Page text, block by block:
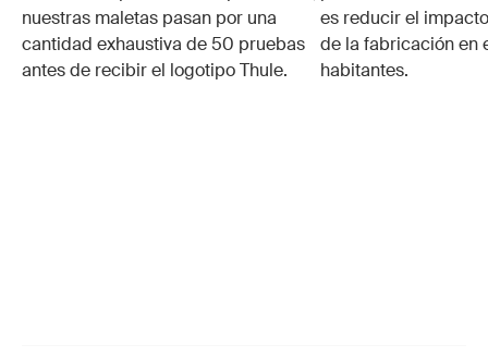
nuestras maletas pasan por una
cantidad exhaustiva de 50 pruebas
antes de recibir el logotipo Thule.
es reducir el
de la fabricación en
habitantes.